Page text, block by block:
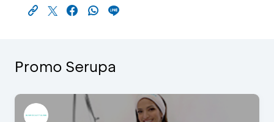
Promo Serupa